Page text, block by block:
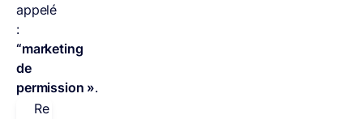
appelé
:
“marketing
de
permission ».
Remarque